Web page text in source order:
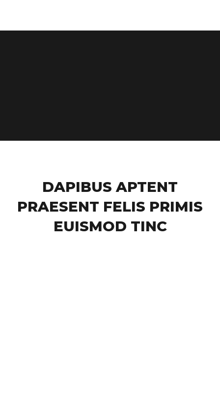
DAPIBUS APTENT
PRAESENT FELIS PRIMIS
EUISMOD TINC